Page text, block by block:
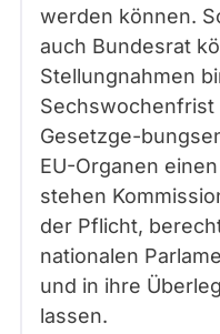
werden können.
auch Bundesrat
Stellungnahmen
Sechswochenfrist
Gesetzge-
EU-Organen
stehen
der Pflicht,
nationalen
und in ihre
lassen.